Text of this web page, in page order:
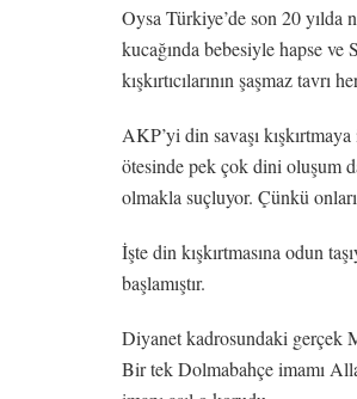
Oysa Türkiye’de son 20 yılda
kucağında bebesiyle hapse ve
kışkırtıcılarının şaşmaz tavrı
AKP’yi din savaşı
ötesinde pek çok dini oluşum
olmakla suçluyor. Çünkü
İşte din kışkırtmasına odun
başlamıştır.
Diyanet kadrosundaki gerçek
Bir tek Dolmabahçe imamı